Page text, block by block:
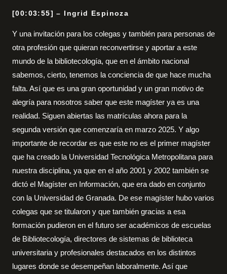
[00:03:55] – Ingrid Espinoza
Y una invitación para los colegas y también para personas de
otra profesión que quieran reconvertirse y aportar a este
mundo de la bibliotecología, que en el ámbito nacional
sabemos, cierto, tenemos la conciencia de que hace mucha
falta. Así que es una gran oportunidad y un gran motivo de
alegría para nosotros saber que este magíster ya es una
realidad. Siguen abiertas las matrículas ahora para la
segunda versión que comenzaría en marzo 2025. Y algo
importante de recordar es que este no es el primer magíster
que ha creado la Universidad Tecnológica Metropolitana para
nuestra disciplina, ya que en el año 2001 y 2002 también se
dictó el Magíster en Información, que era dado en conjunto
con la Universidad de Granada. De ese magíster hubo varios
colegas que se titularon y que también gracias a esa
formación pudieron en el futuro ser académicos de escuelas
de Bibliotecología, directores de sistemas de biblioteca
universitaria y profesionales destacados en los distintos
lugares donde se desempeñan laboralmente. Así que